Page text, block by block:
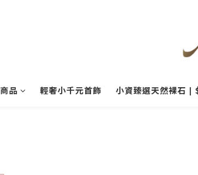
品 輕奢小千元首飾 小資臻選天然裸石 |